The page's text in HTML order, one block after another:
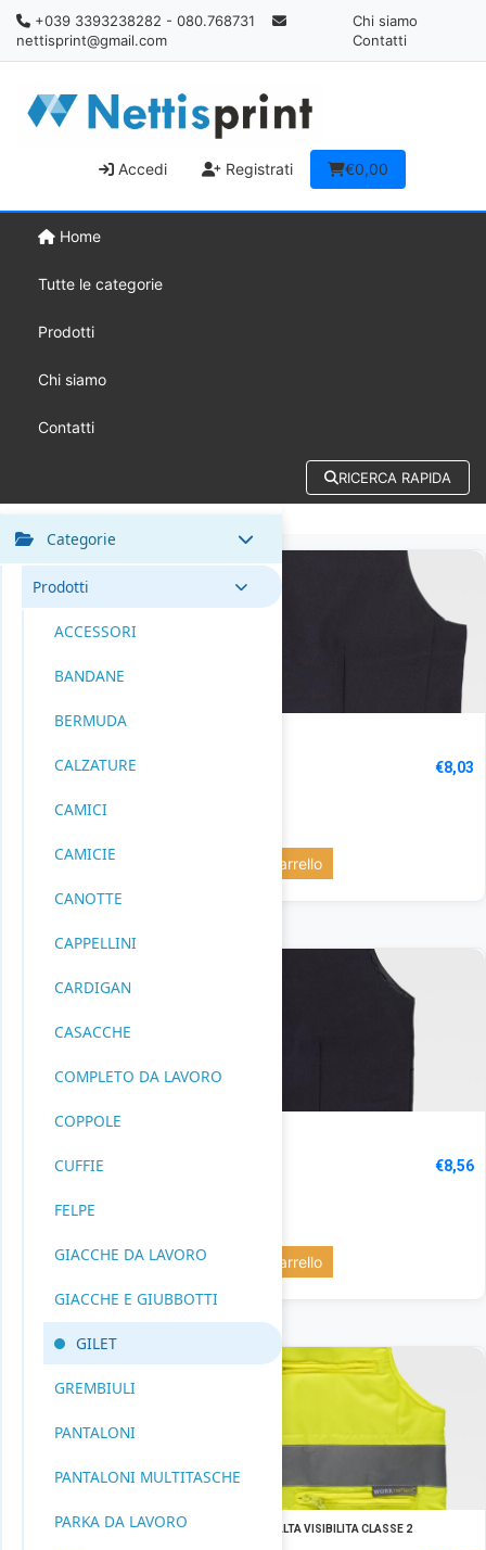
+039 3393238282 - 080.768731
nettisprint@gmail.com
Chi siamo
Contatti
Accedi Registrati €0,00
Home
Tutte le categorie
Prodotti
Chi siamo
Contatti
RICERCA RAPIDA
Categorie
Prodotti
ACCESSORI
BANDANE
BERMUDA
CALZATURE
CAMICI
CAMICIE
CANOTTE
CAPPELLINI
CARDIGAN
CASACCHE
COMPLETO DA LAVORO
COPPOLE
CUFFIE
FELPE
GIACCHE DA LAVORO
GIACCHE E GIUBBOTTI
GILET
GREMBIULI
PANTALONI
PANTALONI MULTITASCHE
PARKA DA LAVORO
€8,03
Aggiungi al carrello
€8,56
BLACK: 52 pz.
Aggiungi al carrello
GILET IMBOTTITO TESSUTO OXFORD ALTA VISIBILITA CLASSE 2